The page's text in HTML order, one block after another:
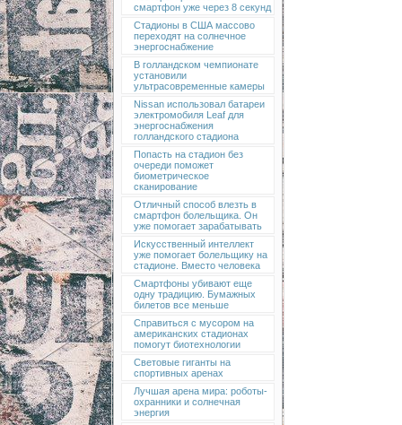
смартфон уже через 8 секунд
Стадионы в США массово
переходят на солнечное
энергоснабжение
В голландском чемпионате
установили
ультрасовременные камеры
Nissan использовал батареи
электромобиля Leaf для
энергоснабжения
голландского стадиона
Попасть на стадион без
очереди поможет
биометрическое
сканирование
Отличный способ влезть в
смартфон болельщика. Он
уже помогает зарабатывать
Искусственный интеллект
уже помогает болельщику на
стадионе. Вместо человека
Смартфоны убивают еще
одну традицию. Бумажных
билетов все меньше
Справиться с мусором на
американских стадионах
помогут биотехнологии
Световые гиганты на
спортивных аренах
Лучшая арена мира: роботы-
охранники и солнечная
энергия